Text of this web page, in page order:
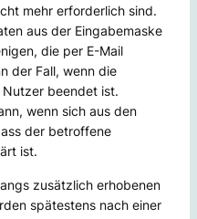
mehr erforderlich sind.
aus der Eingabemaske
die per E-Mail
der Fall, wenn die
Nutzer beendet ist.
wenn sich aus den
der betroffene
ist.
zusätzlich erhobenen
spätestens nach einer